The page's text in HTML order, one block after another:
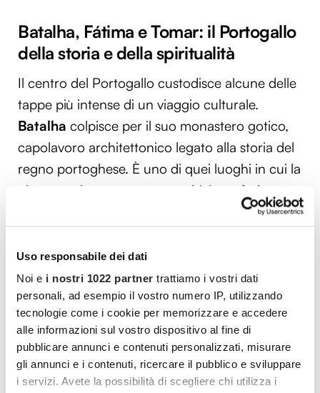
Uso responsabile dei dati
Noi e i nostri 1022 partner trattiamo i vostri dati
personali, ad esempio il vostro numero IP, utilizzando
tecnologie come i cookie per memorizzare e accedere
alle informazioni sul vostro dispositivo al fine di
pubblicare annunci e contenuti personalizzati, misurare
gli annunci e i contenuti, ricercare il pubblico e sviluppare
i servizi. Avete la possibilità di scegliere chi utilizza i
Batalha, Fátima e Tomar: il Portogallo
della storia e della spiritualità
Il centro del Portogallo custodisce alcune delle
tappe più intense di un viaggio culturale.
Batalha colpisce per il suo monastero gotico,
capolavoro architettonico legato alla storia del
regno portoghese. È uno di quei luoghi in cui la
pietra sembra raccontare ambizione, fede e
pellegrinaggio più importanti d’Europa, meta di
fedeli e viaggiatori che cercano silenzio,
raccoglimento o semplicemente desiderano
comprendere una parte significativa della
cultura religiosa portoghese.